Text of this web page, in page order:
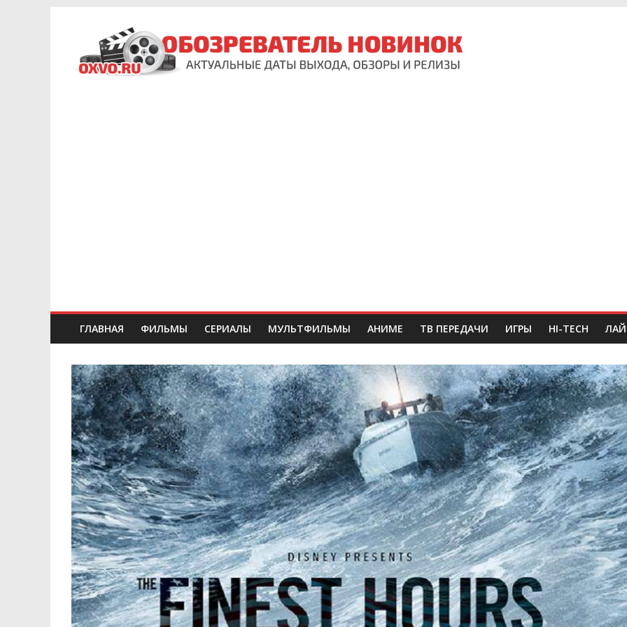
ГЛАВНАЯ ФИЛЬМЫ СЕРИАЛЫ МУЛЬТФИЛЬМЫ АНИМЕ ТВ ПЕРЕДАЧИ ИГРЫ HI-TECH